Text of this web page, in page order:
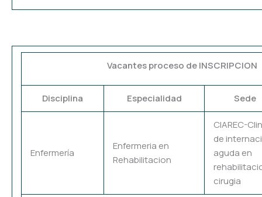
Vacantes proceso de INSCRIPCION
Disciplina Especialidad Sede
Enfermería
Enfermeria en
Rehabilitacion
CIAREC-
de
aguda en
cirugia